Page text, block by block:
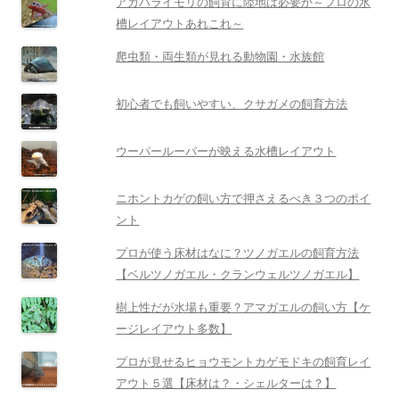
槽レイアウトあれこれ～
爬虫類・両生類が見れる動物園・水族館
初心者でも飼いやすい、クサガメの飼育方法
ウーパールーパーが映える水槽レイアウト
ニホントカゲの飼い方で押さえるべき３つのポイ
ント
プロが使う床材はなに？ツノガエルの飼育方法
【ベルツノガエル・クランウェルツノガエル】
樹上性だが水場も重要？アマガエルの飼い方【ケ
ージレイアウト多数】
プロが見せるヒョウモントカゲモドキの飼育レイ
アウト５選【床材は？・シェルターは？】